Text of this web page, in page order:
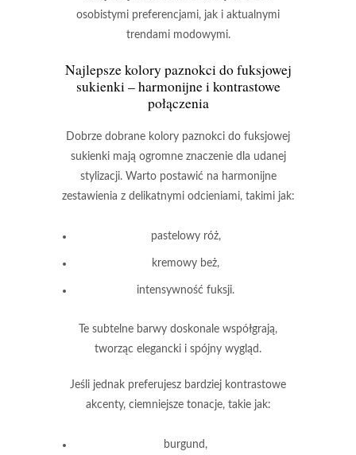
osobistymi preferencjami, jak i aktualnymi
trendami modowymi.
Najlepsze kolory paznokci do fuksjowej
sukienki – harmonijne i kontrastowe
połączenia
Dobrze dobrane kolory paznokci do fuksjowej
sukienki mają ogromne znaczenie dla udanej
stylizacji. Warto postawić na harmonijne
zestawienia z delikatnymi odcieniami, takimi jak:
pastelowy róż,
kremowy beż,
intensywność fuksji.
Te subtelne barwy doskonale współgrają,
tworząc elegancki i spójny wygląd.
Jeśli jednak preferujesz bardziej kontrastowe
akcenty, ciemniejsze tonacje, takie jak:
burgund ,